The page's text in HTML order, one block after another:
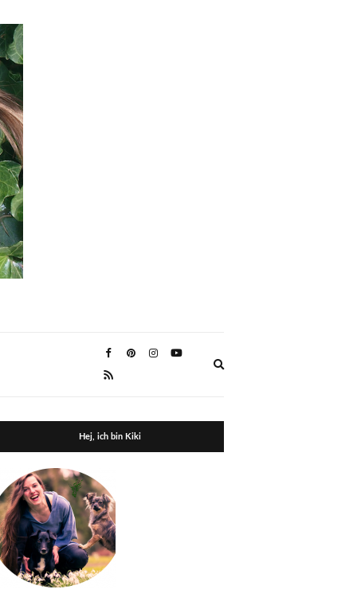
Hej, ich bin Kiki